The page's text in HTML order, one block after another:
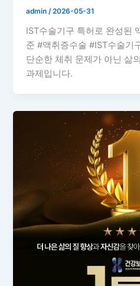
admin/2026-05-31
IST수술기구 특허로 완성된
준 #액취증수술 #IST수술기
단순한 체취 문제가 아닌 삶
과제입니다.